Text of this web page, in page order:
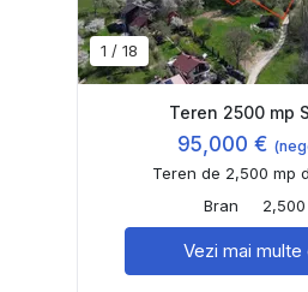
1 / 18
Teren 2500 mp
95,000 €
Teren de 2,500 mp
Bran
2,500
Vezi mai multe